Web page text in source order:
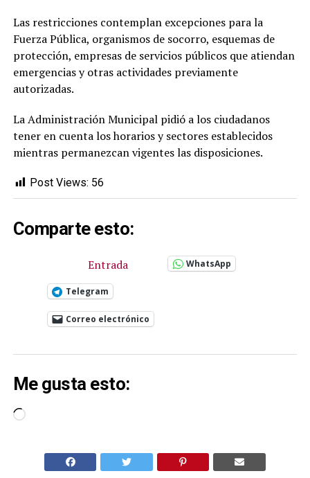
Las restricciones contemplan excepciones para la
Fuerza Pública, organismos de socorro, esquemas de
protección, empresas de servicios públicos que atiendan
emergencias y otras actividades previamente
autorizadas.
La Administración Municipal pidió a los ciudadanos
tener en cuenta los horarios y sectores establecidos
mientras permanezcan vigentes las disposiciones.
Post Views: 56
Comparte esto:
Entrada WhatsApp
Telegram
Correo electrónico
Me gusta esto:
Cargando...